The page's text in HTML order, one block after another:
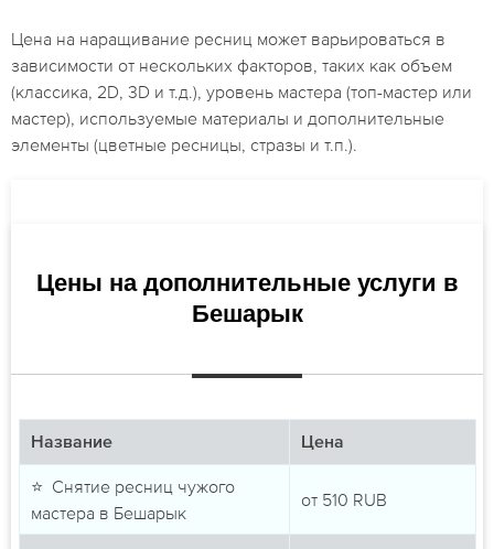
Цена на наращивание ресниц может варьироваться в
зависимости от нескольких факторов, таких как объем
(классика, 2D, 3D и т.д.), уровень мастера (топ-мастер или
мастер), используемые материалы и дополнительные
элементы (цветные ресницы, стразы и т.п.).
Цены на дополнительные услуги в
Бешарык
Название Цена
⭐ Снятие ресниц чужого
мастера в Бешарык
от 510 RUB